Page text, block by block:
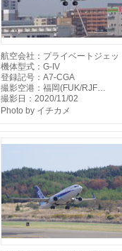
航空会社：プライベートジェッ
機体型式：G-IV
登録記号：A7-CGA
撮影空港：福岡(FUK/RJF…
撮影日：2020/11/02
Photo by イチカメ